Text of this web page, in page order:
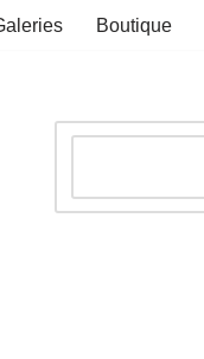
Boutique